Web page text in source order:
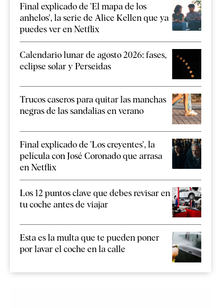
Final explicado de 'El mapa de los
anhelos', la serie de Alice Kellen que ya
puedes ver en Netflix
Calendario lunar de agosto 2026: fases,
eclipse solar y Perseidas
Trucos caseros para quitar las manchas
negras de las sandalias en verano
Final explicado de 'Los creyentes', la
película con José Coronado que arrasa
en Netflix
Los 12 puntos clave que debes revisar en
tu coche antes de viajar
Esta es la multa que te pueden poner
por lavar el coche en la calle